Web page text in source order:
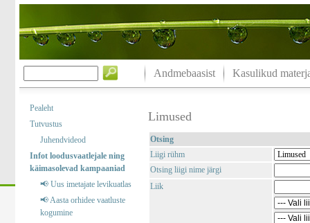
Andmebaasist Kasulikud
Pealeht
Tutvustus
Juhendvideod
Infot loodusvaatlejale ning
käimasolevad kampaaniad
📢 Uus imetajate levikuatlas
📢 Aasta orhidee vaatluste
kogumine
Limused
Otsing
Liigi rühm
Otsing liigi nime järgi
Liik